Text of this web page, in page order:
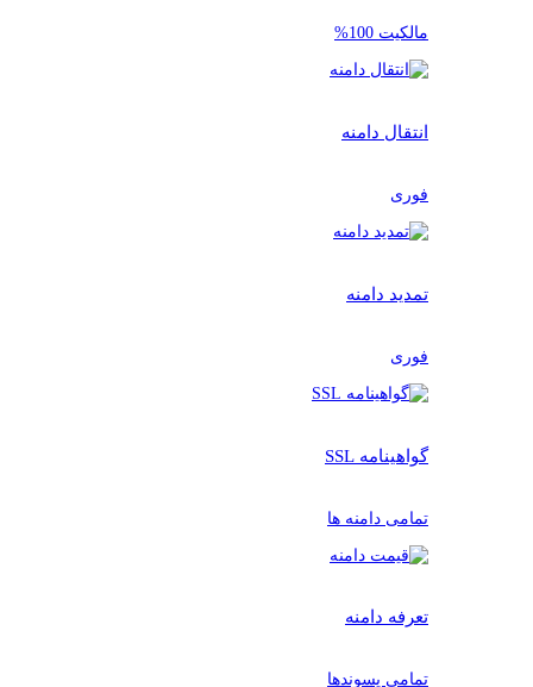
مالکیت 100%
انتقال دامنه
فوری
تمدید دامنه
فوری
گواهینامه SSL
تمامی دامنه ها
تعرفه دامنه
تمامی پسوندها